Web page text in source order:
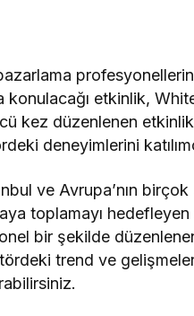
etkinlik,
kez düzenlenen
deneyimlerini
ve Avrupa’nın
toplamayı
bir şekilde
trend ve